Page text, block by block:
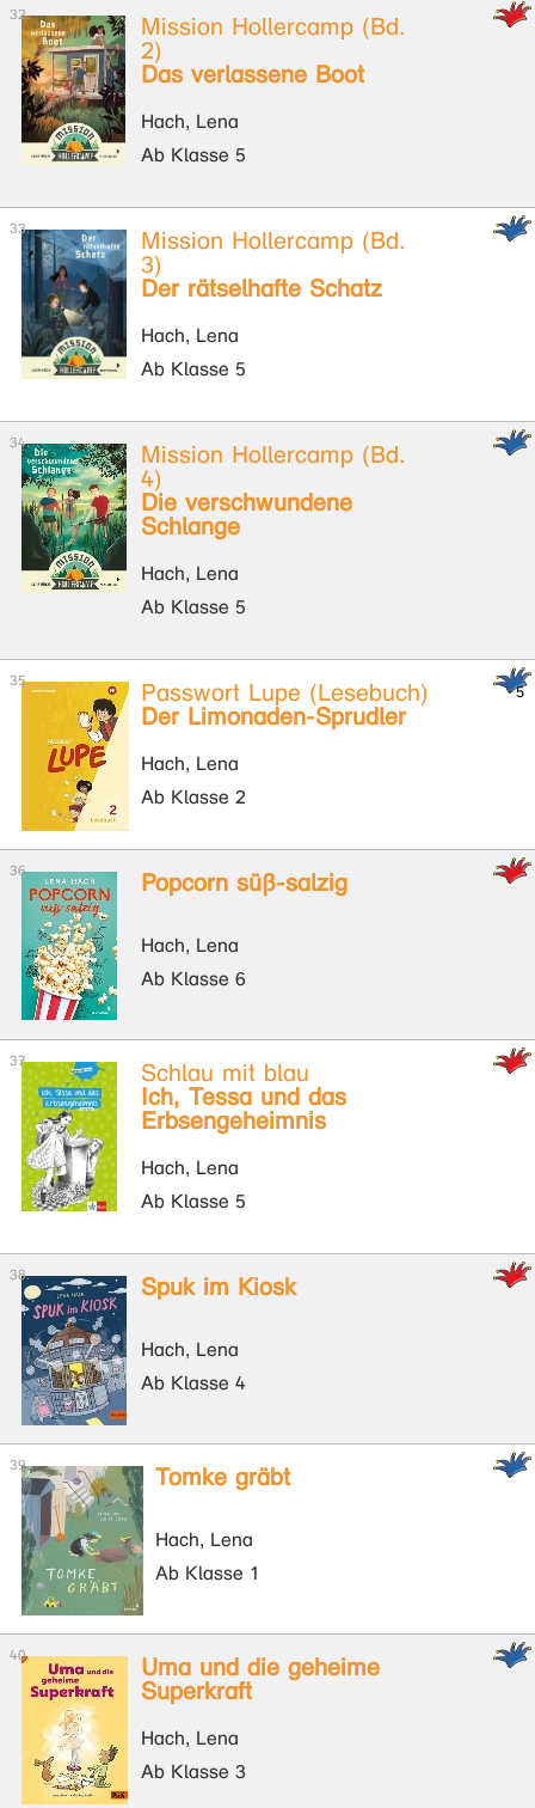
Mission Hollercamp (Bd.
2)
Das verlassene Boot
Hach, Lena
Ab Klasse 5
Mission Hollercamp (Bd.
3)
Der rätselhafte Schatz
Hach, Lena
Ab Klasse 5
Mission Hollercamp (Bd.
4)
Die verschwundene
Schlange
Hach, Lena
Ab Klasse 5
Passwort Lupe (Lesebuch)
Der Limonaden-Sprudler
Hach, Lena
Ab Klasse 2
Popcorn süß-salzig
Hach, Lena
Ab Klasse 6
Schlau mit blau
Ich, Tessa und das
Erbsengeheimnis
Hach, Lena
Ab Klasse 5
Spuk im Kiosk
Hach, Lena
Ab Klasse 4
Tomke gräbt
Hach, Lena
Ab Klasse 1
Uma und die geheime
Superkraft
Hach, Lena
Ab Klasse 3